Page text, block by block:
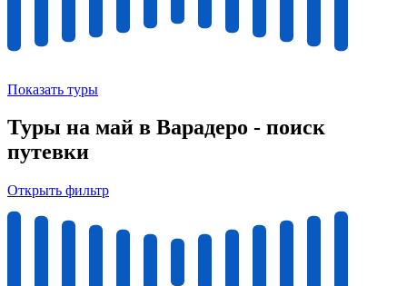
Показать туры
Туры на май в Варадеро - поиск
путевки
Открыть фильтр